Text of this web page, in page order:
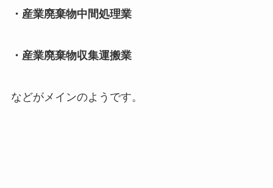
・産業廃棄物中間処理業
・産業廃棄物収集運搬業
などがメインのようです。